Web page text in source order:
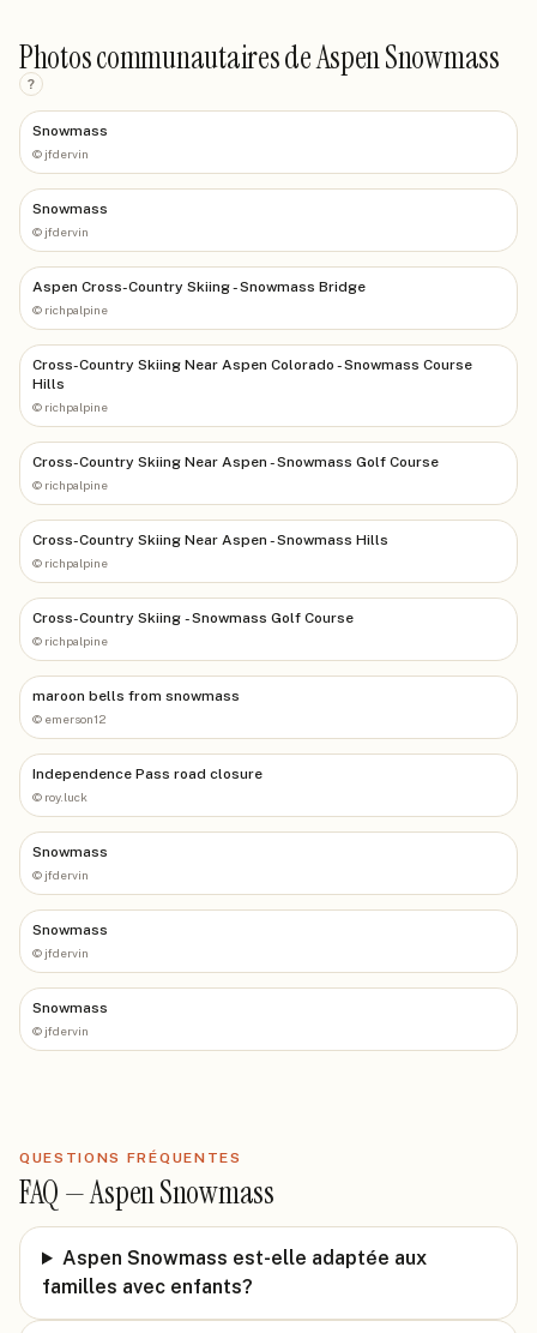
Photos communautaires de Aspen Snowmass
?
Snowmass
© jfdervin
Snowmass
© jfdervin
Aspen Cross-Country Skiing - Snowmass Bridge
© richpalpine
Cross-Country Skiing Near Aspen Colorado - Snowmass Course
Hills
© richpalpine
Cross-Country Skiing Near Aspen - Snowmass Golf Course
© richpalpine
Cross-Country Skiing Near Aspen - Snowmass Hills
© richpalpine
Cross-Country Skiing - Snowmass Golf Course
© richpalpine
maroon bells from snowmass
© emerson12
Independence Pass road closure
© roy.luck
Snowmass
© jfdervin
Snowmass
© jfdervin
Snowmass
© jfdervin
QUESTIONS FRÉQUENTES
FAQ —Aspen Snowmass
Aspen Snowmass est-elle adaptée aux
familles avec enfants?